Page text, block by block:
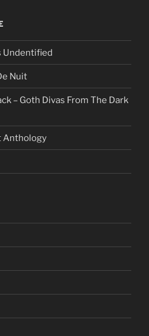
Undentified
Nuit
– Goth Divas From The Dark
Anthology